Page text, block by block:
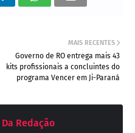
MAIS RECENTES
Governo de RO entrega mais 43
kits profissionais a concluintes do
programa Vencer em Ji-Paraná
Da Redação